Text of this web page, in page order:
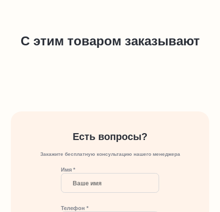
С этим товаром заказывают
Есть вопросы?
Закажите бесплатную консультацию нашего менеджера
Имя *
Телефон *